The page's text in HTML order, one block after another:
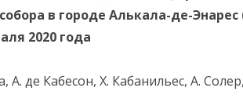
в городе Алькала-де-
2020 года
А. де Кабесон, Х. Кабанильес, A.